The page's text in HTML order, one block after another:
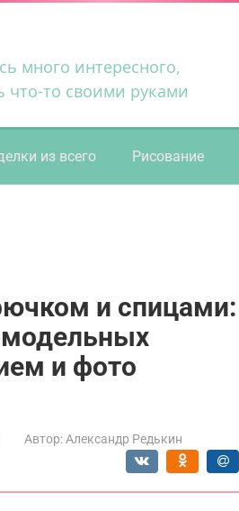
много интересного,
что-то своими руками
из всего Рисование
и спицами:
и фото
Автор: Александр Редькин